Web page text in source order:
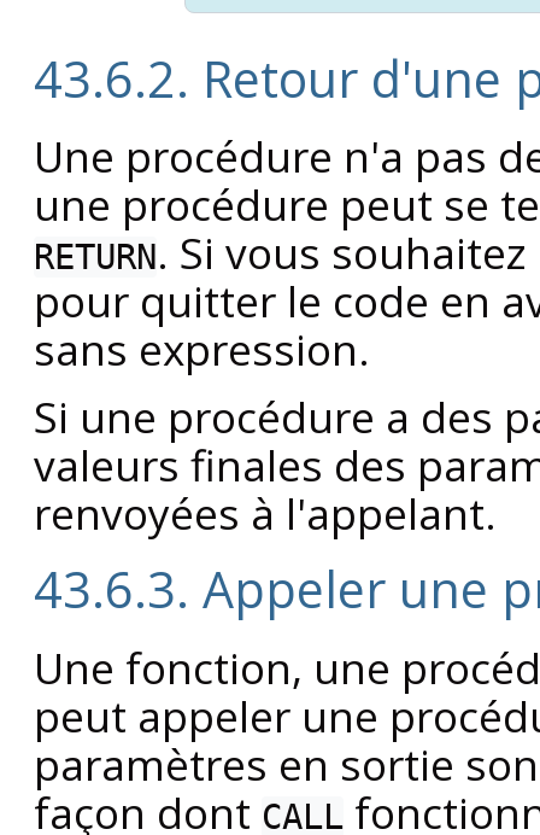
43.6.2. Retour d'une
Une procédure n'a pas
une procédure peut se
RETURN. Si vous
pour quitter le code en
sans expression.
Si une procédure a des
valeurs finales des
renvoyées à l'appelant.
43.6.3. Appeler une
Une fonction, une
peut appeler une
paramètres en sortie
façon dont CALL